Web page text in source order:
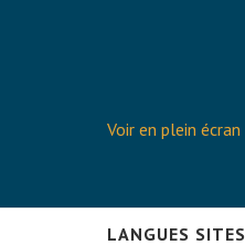
Voir en plein écran
LANGUES SITES